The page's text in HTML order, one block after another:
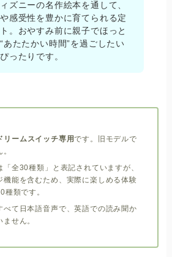
ズニーの名作絵本を通して、
感受性を豊かに育てられる定
。おやすみ前に親子でほっと
あたたかい時間”を過ごしたい
ったりです。
リームスイッチ専用です。旧モデルで
「全30種類」と表記されていますが、
機能を含むため、実際に楽しめる体験
種類です。
べて日本語音声で、英語での読み聞か
せん。